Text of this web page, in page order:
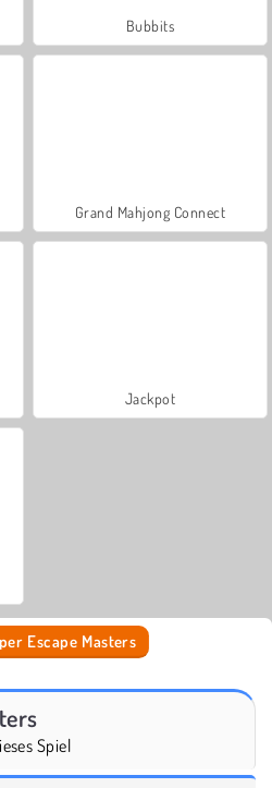
Bubbits
Grand Mahjong Connect
Jackpot
Escape Masters
Spiel